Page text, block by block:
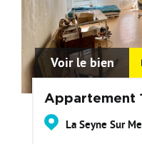
Voir le bien
Appartement
La Seyne Sur